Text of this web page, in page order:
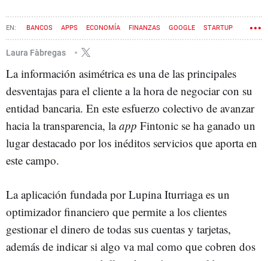
BANCOS APPS ECONOMÍA FINANZAS GOOGLE STARTUP
Laura Fàbregas
La información asimétrica es una de las principales
desventajas para el cliente a la hora de negociar con su
entidad bancaria. En este esfuerzo colectivo de avanzar
hacia la transparencia, laapp Fintonic se ha ganado un
lugar destacado por los inéditos servicios que aporta en
este campo.
La aplicación fundada por Lupina Iturriaga es un
optimizador financiero que permite a los clientes
gestionar el dinero de todas sus cuentas y tarjetas,
además de indicar si algo va mal como que cobren dos